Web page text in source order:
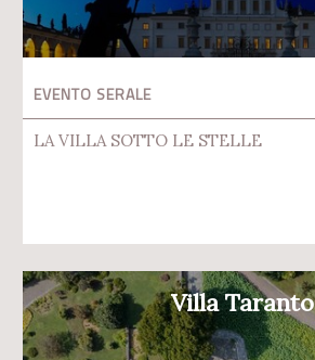
EVENTO SERALE
LA VILLA SOTTO LE STELLE
Villa Taranto